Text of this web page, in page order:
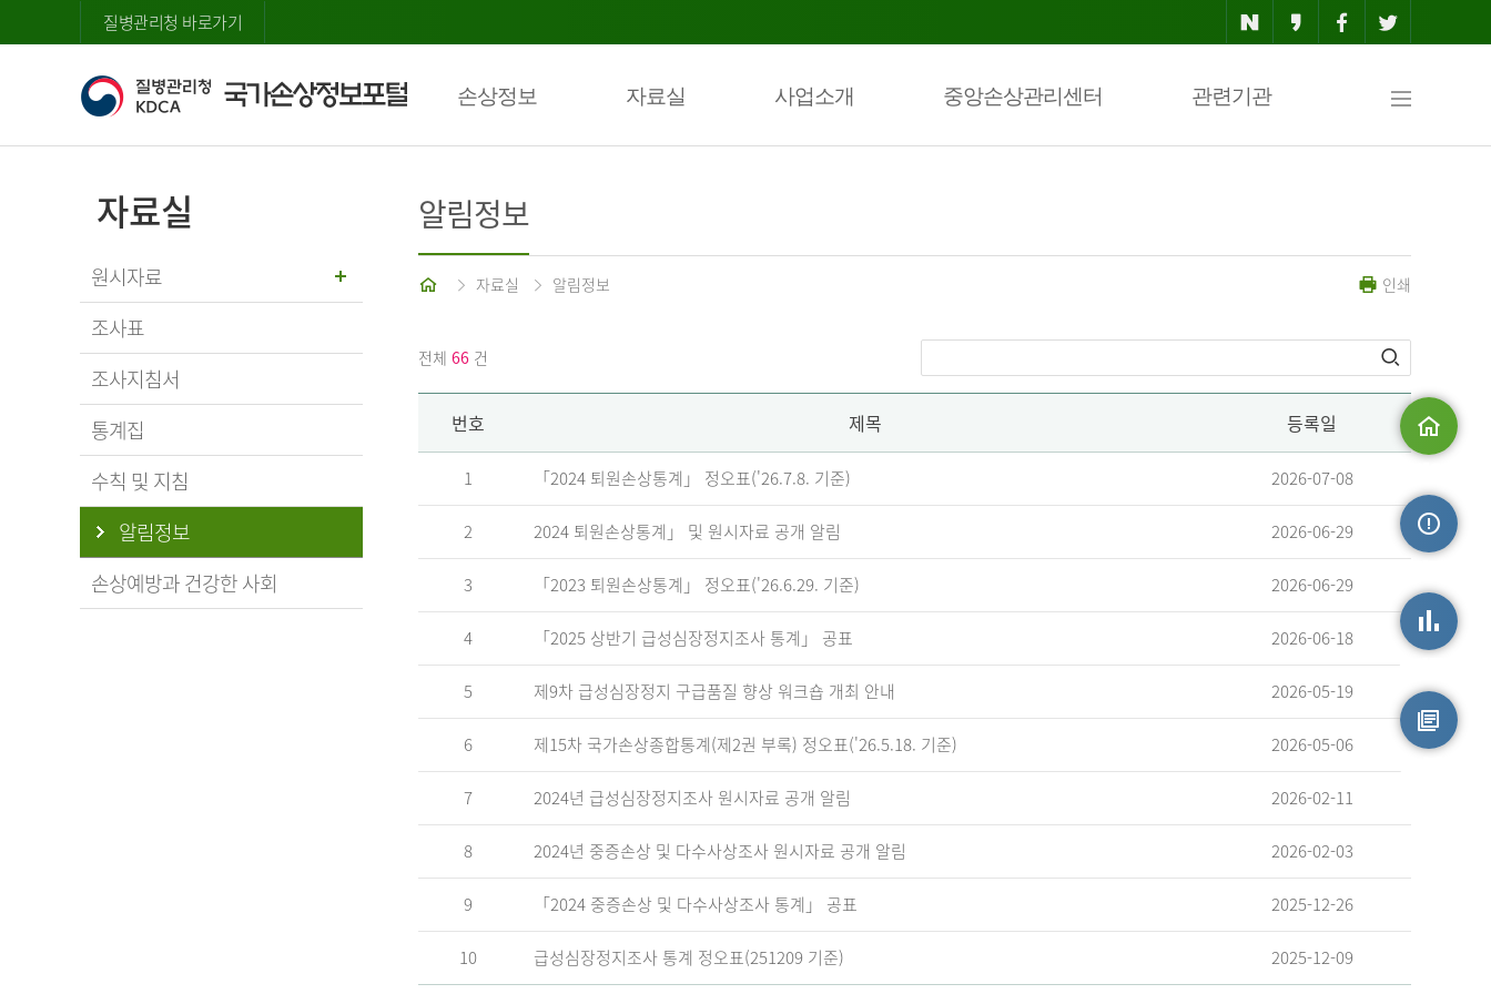
질병관리청 바로가기
손상정보 자료실 사업소개 중앙손상관리센터 관련기관
맵
자료실
원시자료
조사표
조사지침서
통계집
수칙 및 지침
알림정보
손상예방과 건강한 사회
알림정보
홈 자료실 알림정보 인쇄
전체 66 건
번호 제목 등록일
1 「2024 퇴원손상통계」 정오표('26.7.8. 기준) 2026-07-08
2 2024 퇴원손상통계」 및 원시자료 공개 알림 2026-06-29
3 「2023 퇴원손상통계」 정오표('26.6.29. 기준) 2026-06-29
4 「2025 상반기 급성심장정지조사 통계」 공표 2026-06-18
5 제9차 급성심장정지 구급품질 향상 워크숍 개최 안내 2026-05-19
6 제15차 국가손상종합통계(제2권 부록) 정오표('26.5.18. 기준) 2026-05-06
7 2024년 급성심장정지조사 원시자료 공개 알림 2026-02-11
8 2024년 중증손상 및 다수사상조사 원시자료 공개 알림 2026-02-03
9 「2024 중증손상 및 다수사상조사 통계」 공표 2025-12-26
10 급성심장정지조사 통계 정오표(251209 기준) 2025-12-09